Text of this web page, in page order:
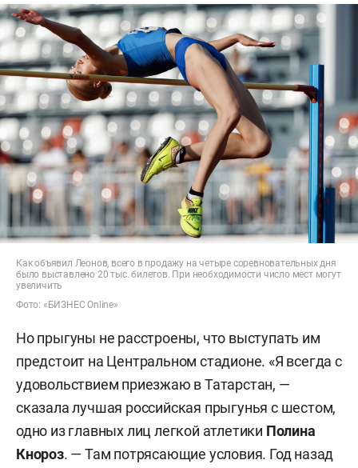
Как объявил Леонов, всего в продажу на четыре соревновательных дня
было выставлено 20 тыс. билетов. При необходимости число мест могут
увеличить
Фото: «БИЗНЕС Online»
Но прыгуны не расстроены, что выступать им
предстоит на Центральном стадионе. «Я всегда с
удовольствием приезжаю в Татарстан, —
сказала лучшая российская прыгунья с шестом,
одно из главных лиц легкой атлетики Полина
Кнороз. — Там потрясающие условия. Год назад